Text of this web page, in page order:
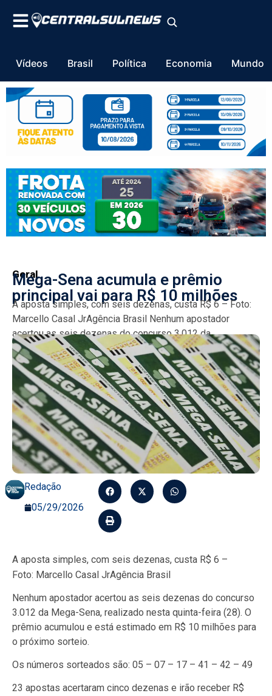
Vídeos Brasil Política Economia Mundo
Geral
Mega-Sena acumula e prêmio
principal vai para R$ 10 milhões
A aposta simples, com seis dezenas, custa R$ 6 – Foto:
Marcello Casal JrAgência Brasil Nenhum apostador
acertou as seis dezenas do concurso 3.012 da...
Redação
05/29/2026
A aposta simples, com seis dezenas, custa R$ 6 –
Foto: Marcello Casal JrAgência Brasil
Nenhum apostador acertou as seis dezenas do concurso
3.012 da Mega-Sena, realizado nesta quinta-feira (28). O
prêmio acumulou e está estimado em R$ 10 milhões para
o próximo sorteio.
Os números sorteados são: 05 – 07 – 17 – 41 – 42 – 49
23 apostas acertaram cinco dezenas e irão receber R$